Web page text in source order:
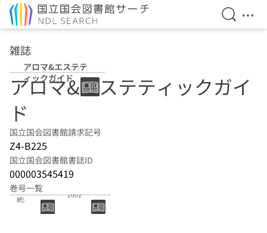
検索を
メ
雑誌
アロマ&エステテ
ィックガイド
アロマ&エステティックガイ
ド
国立国会図書館請求記号
Z4-B225
国立国会図書館書誌ID
000003545419
巻号一覧
20020000(継
続)
2002